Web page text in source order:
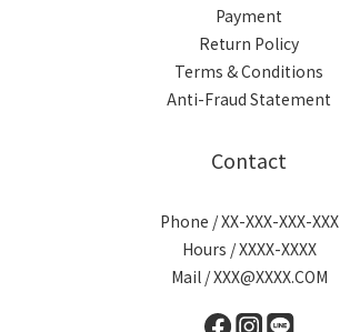
Payment
Return Policy
Terms & Conditions
Anti-Fraud Statement
Contact
Phone / XX-XXX-XXX-XXX
Hours / XXXX-XXXX
Mail / XXX@XXXX.COM